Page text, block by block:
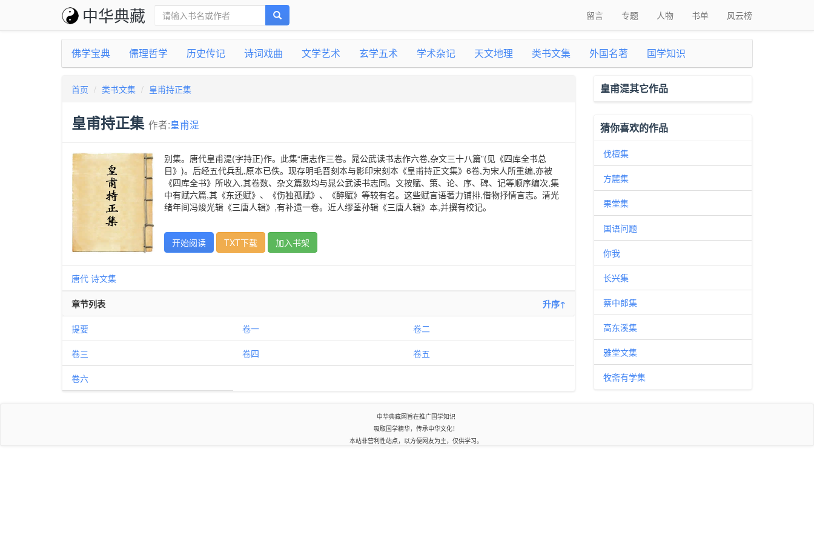
中华典藏 留言 专题 人物 书单 风云榜
佛学宝典 儒理哲学 历史传记 诗词戏曲 文学艺术 玄学五术 学术杂记 天文地理 类书文集 外国名著 国学知识
首页 类书文集 皇甫持正集
皇甫持正集 作者:皇甫湜
别集。唐代皇甫湜(字持正)作。此集“唐志作三卷。晁公武读书志作六卷,杂文三十八篇”(见《四库全书总
目》)。后经五代兵乱,原本已佚。现存明毛晋刻本与影印宋刻本《皇甫持正文集》6卷,为宋人所重编,亦被
《四库全书》所收入,其卷数、杂文篇数均与晁公武读书志同。文按赋、策、论、序、碑、记等顺序编次,集
中有赋六篇,其《东还赋》、《伤独孤赋》、《醉赋》等较有名。这些赋言语著力铺排,借物抒情言志。清光
绪年间冯焌光辑《三唐人辑》,有补遗一卷。近人缪荃孙辑《三唐人辑》本,并撰有校记。
开始阅读 TXT下载 加入书架
唐代 诗文集
章节列表 升序↑
提要 卷一 卷二
卷三 卷四 卷五
卷六
皇甫湜其它作品
猜你喜欢的作品
伐檀集
方麓集
果堂集
国语问题
你我
长兴集
蔡中郎集
高东溪集
雅堂文集
牧斋有学集
中华典藏网旨在推广国学知识
吸取国学精华，传承中华文化！
本站非营利性站点，以方便网友为主，仅供学习。